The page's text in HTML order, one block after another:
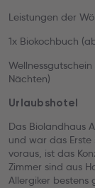
Leistungen der
1x Biokochbuch
Nächten)
Urlaubshotel
Das Biolandhaus
und war das Erste
voraus, ist das
Zimmer sind aus
Allergiker bestens